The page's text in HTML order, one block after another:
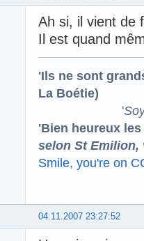
Ah si, il vient de
Il est quand
'Ils ne sont
La Boétie)
'
'Bien heureux
selon St Emilion,
Smile, you're on
04.11.2007 23:27:52